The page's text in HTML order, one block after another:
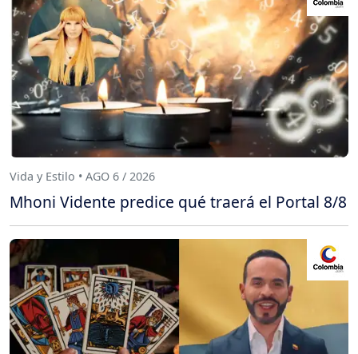
Vida y Estilo • AGO 6 / 2026
Mhoni Vidente predice qué traerá el Portal 8/8